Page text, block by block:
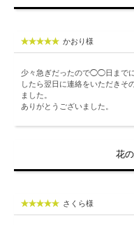
かおり様
少々急ぎだったので◯◯日まで
したら翌日に連絡をいただきそ
ました。
ありがとうございました。
花
さくら様